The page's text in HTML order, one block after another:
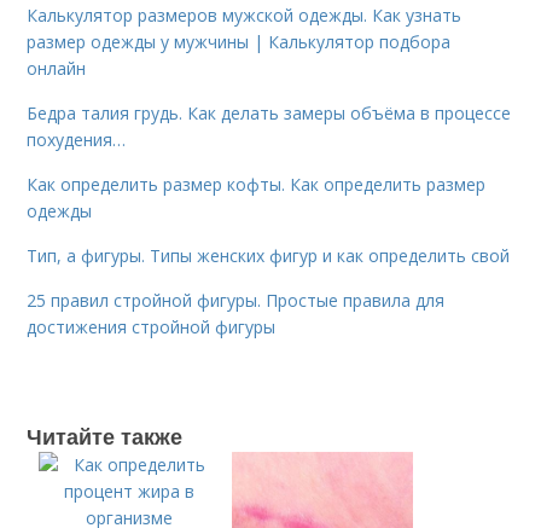
Калькулятор размеров мужской одежды. Как узнать
размер одежды у мужчины | Калькулятор подбора
онлайн
Бедра талия грудь. Как делать замеры объёма в процессе
похудения…
Как определить размер кофты. Как определить размер
одежды
Тип, а фигуры. Типы женских фигур и как определить свой
25 правил стройной фигуры. Простые правила для
достижения стройной фигуры
Читайте также